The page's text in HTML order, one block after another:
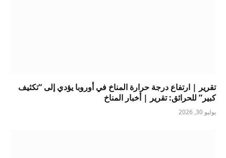
تقرير | ارتفاع درجة حرارة المناخ في أوروبا يؤدي إلى “تكثيف
كبير” للحرائق: تقرير | أخبار المناخ
يوليو 30, 2026